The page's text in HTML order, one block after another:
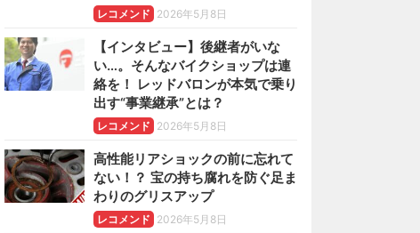
レコメンド 2026年5月8日
【インタビュー】後継者がいな
い…。そんなバイクショップは連
絡を！ レッドバロンが本気で乗り
出す“事業継承”とは？
レコメンド 2026年5月8日
高性能リアショックの前に忘れて
ない！？ 宝の持ち腐れを防ぐ足ま
わりのグリスアップ
レコメンド 2026年5月8日